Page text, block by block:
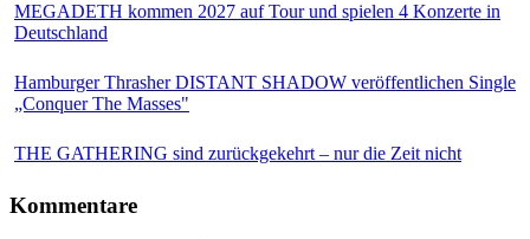
MEGADETH kommen 2027 auf Tour und spielen 4 Konzerte in
Deutschland
Hamburger Thrasher DISTANT SHADOW veröffentlichen Single
„Conquer The Masses"
THE GATHERING sind zurückgekehrt – nur die Zeit nicht
Kommentare